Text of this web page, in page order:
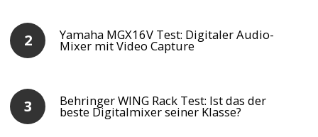
Yamaha MGX16V Test: Digitaler Audio-
Mixer mit Video Capture
Behringer WING Rack Test: Ist das der
beste Digitalmixer seiner Klasse?